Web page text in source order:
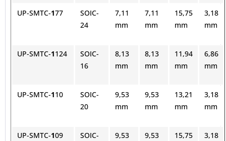
UP-SMTC-177
SOIC-
24
7,11
mm
7,11
mm
15,75
mm
3,18
mm
UP-SMTC-1124
SOIC-
16
8,13
mm
8,13
mm
11,94
mm
6,86
mm
UP-SMTC-110
SOIC-
20
9,53
mm
9,53
mm
13,21
mm
3,18
mm
UP-SMTC-109
SOIC-
9,53
9,53
15,75
3,18